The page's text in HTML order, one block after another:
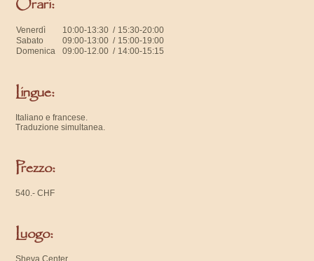
Orari:
Venerdì 10:00-13:30 / 15:30-20:00
Sabato
09:00-13:00 / 15:00-19:00
Domenica
09:00-12.00 / 14:00-15:15
Lingue:
Italiano e francese.
Traduzione simultanea.
Prezzo:
540.- CHF
Luogo: